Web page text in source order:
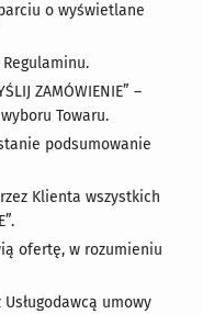
o wyświetlane
ZAMÓWIENIE” –
Towaru.
podsumowanie
Klienta wszystkich
ofertę, w rozumieniu
umowy